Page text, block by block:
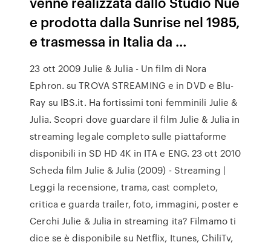
e prodotta dalla Sunrise nel 1985,
e trasmessa in Italia da …
23 ott 2009 Julie & Julia - Un film di Nora
Ephron. su TROVA STREAMING e in DVD e Blu-
Ray su IBS.it. Ha fortissimi toni femminili Julie &
Julia. Scopri dove guardare il film Julie & Julia in
streaming legale completo sulle piattaforme
disponibili in SD HD 4K in ITA e ENG. 23 ott 2010
Scheda film Julie & Julia (2009) - Streaming |
Leggi la recensione, trama, cast completo,
critica e guarda trailer, foto, immagini, poster e
Cerchi Julie & Julia in streaming ita? Filmamo ti
dice se è disponibile su Netflix, Itunes, ChiliTv,